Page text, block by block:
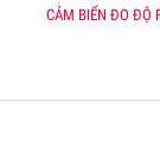
CẢM BIẾN ĐO ĐỘ